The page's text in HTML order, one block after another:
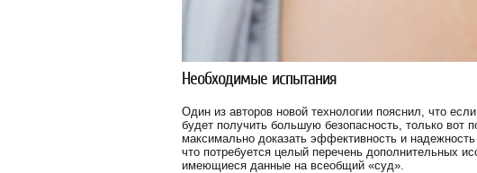
Необходимые испытания
Один из авторов новой технологии пояснил, что
будет получить большую безопасность, только вот
максимально доказать эффективность и
что потребуется целый перечень дополнительных
имеющиеся данные на всеобщий «суд».